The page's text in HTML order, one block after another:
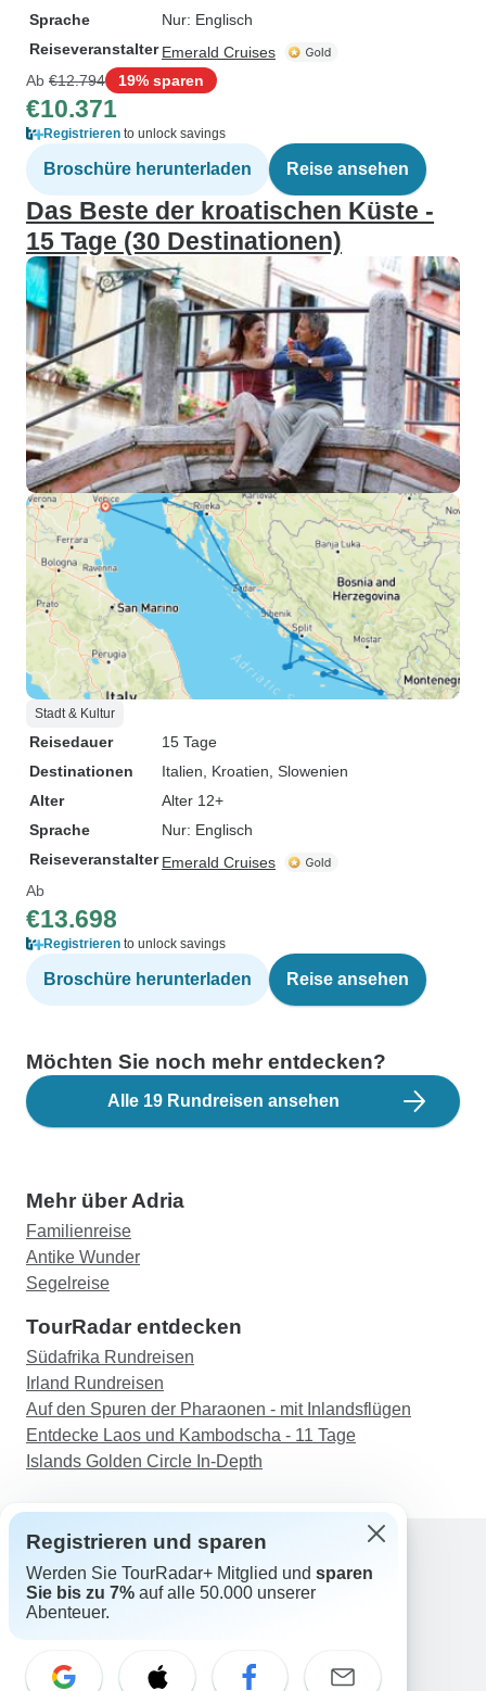
Sprache
Nur: Englisch
Reiseveranstalter Emerald Cruises
Ab €12.794 19% sparen
€10.371
Registrieren to unlock savings
Broschüre herunterladen Reise ansehen
Das Beste der kroatischen Küste -
15 Tage (30 Destinationen)
Stadt & Kultur
Reisedauer
15 Tage
Destinationen
Italien , Kroatien , Slowenien
Alter
Alter 12+
Sprache
Nur: Englisch
Reiseveranstalter Emerald Cruises
Ab
€13.698
Registrieren to unlock savings
Broschüre herunterladen Reise ansehen
Möchten Sie noch mehr entdecken?
Alle 19 Rundreisen ansehen
Mehr über Adria
Familienreise
Antike Wunder
Segelreise
TourRadar entdecken
Südafrika Rundreisen
Irland Rundreisen
Auf den Spuren der Pharaonen - mit Inlandsflügen
Entdecke Laos und Kambodscha - 11 Tage
Islands Golden Circle In-Depth
Support
Kontakt
Schweiz +41 225 183 195
Registrieren und sparen
Werden Sie TourRadar+ Mitglied und sparen
Sie bis zu 7% auf alle 50.000 unserer
Abenteuer.